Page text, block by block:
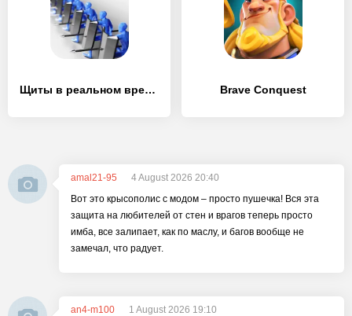
Щиты в реальном времени Brave Conquest
amal21-95
4 August 2026 20:40
Вот это крысополис с модом – просто пушечка! Вся эта
защита на любителей от стен и врагов теперь просто
имба, все залипает, как по маслу, и багов вообще не
замечал, что радует.
an4-m100
1 August 2026 19:10